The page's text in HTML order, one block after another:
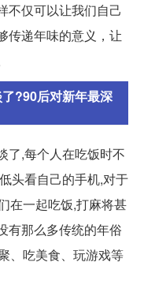
不仅可以让我们自己
传递年味的意义，让
?90后对新年最深
了,每个人在吃饭时不
头看自己的手机,对于
在一起吃饭,打麻将甚
有那么多传统的年俗
、吃美食、玩游戏等